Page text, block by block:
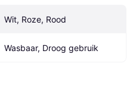
Wit, Roze, Rood
Wasbaar, Droog gebruik